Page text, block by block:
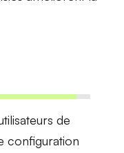
de
configuration